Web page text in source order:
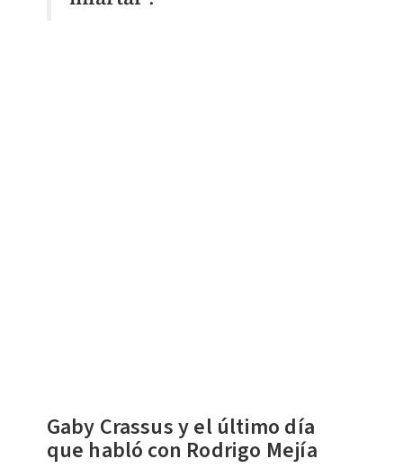
Gaby Crassus y el último día
que habló con Rodrigo Mejía